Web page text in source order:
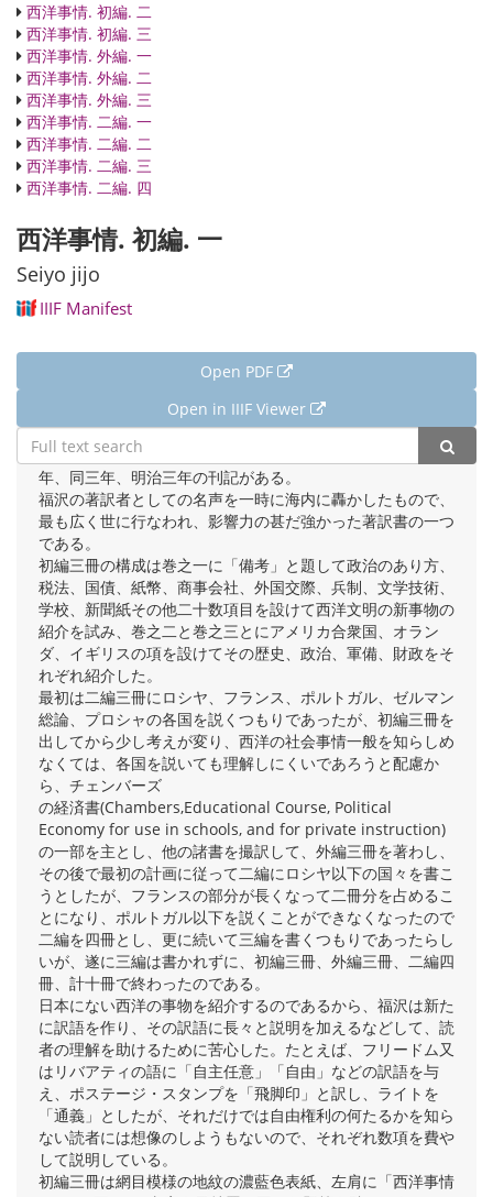
西洋事情. 初編. 二
西洋事情. 初編. 三
西洋事情. 外編. 一
西洋事情. 外編. 二
西洋事情. 外編. 三
西洋事情. 二編. 一
西洋事情. 二編. 二
西洋事情. 二編. 三
西洋事情. 二編. 四
西洋事情. 初編. 一
Seiyo jijo
IIIF Manifest
Open PDF
Open in IIIF Viewer
初編三冊、外編三冊、二編四冊より成り、それぞれ慶応二
年、同三年、明治三年の刊記がある。
福沢の著訳者としての名声を一時に海内に轟かしたもので、
最も広く世に行なわれ、影響力の甚だ強かった著訳書の一つ
である。
初編三冊の構成は巻之一に「備考」と題して政治のあり方、
税法、国債、紙幣、商事会社、外国交際、兵制、文学技術、
学校、新聞紙その他二十数項目を設けて西洋文明の新事物の
紹介を試み、巻之二と巻之三とにアメリカ合衆国、オラン
ダ、イギリスの項を設けてその歴史、政治、軍備、財政をそ
れぞれ紹介した。
最初は二編三冊にロシヤ、フランス、ポルトガル、ゼルマン
総論、プロシャの各国を説くつもりであったが、初編三冊を
出してから少し考えが変り、西洋の社会事情一般を知らしめ
なくては、各国を説いても理解しにくいであろうと配慮か
ら、チェンバーズ
の経済書(Chambers,Educational Course, Political
Economy for use in schools, and for private instruction)
の一部を主とし、他の諸書を撮訳して、外編三冊を著わし、
その後で最初の計画に従って二編にロシヤ以下の国々を書こ
うとしたが、フランスの部分が長くなって二冊分を占めるこ
とになり、ポルトガル以下を説くことができなくなったので
二編を四冊とし、更に続いて三編を書くつもりであったらし
いが、遂に三編は書かれずに、初編三冊、外編三冊、二編四
冊、計十冊で終わったのである。
日本にない西洋の事物を紹介するのであるから、福沢は新た
に訳語を作り、その訳語に長々と説明を加えるなどして、読
者の理解を助けるために苦心した。たとえば、フリードム又
はリバアティの語に「自主任意」「自由」などの訳語を与
え、ポステージ・スタンプを「飛脚印」と訳し、ライトを
「通義」としたが、それだけでは自由権利の何たるかを知ら
ない読者には想像のしようもないので、それぞれ数項を費や
して説明している。
初編三冊は網目模様の地紋の濃藍色表紙、左肩に「西洋事情